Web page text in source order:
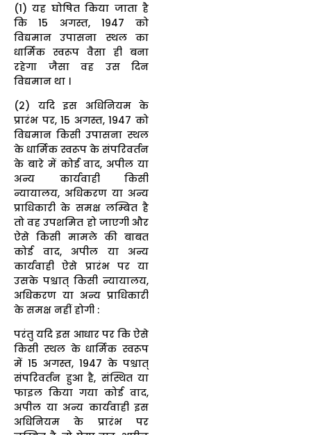
(1) यह घोषित किया जाता है
कि 15 अगस्त, 1947 को
विद्यमान उपासना स्थल का
धार्मिक स्वरूप वैसा ही बना
रहेगा जैसा वह उस दिन
विद्यमान था ।
(2) यदि इस अधिनियम के
प्रारंभ पर, 15 अगस्त, 1947 को
विद्यमान किसी उपासना स्थल
के धार्मिक स्वरूप के संपरिवर्तन
के बारे में कोई वाद, अपील या
अन्य कार्यवाही किसी
न्यायालय, अधिकरण या अन्य
प्राधिकारी के समक्ष लम्बित है
तो वह उपशमित हो जाएगी और
ऐसे किसी मामले की बाबत
कोई वाद, अपील या अन्य
कार्यवाही ऐसे प्रारंभ पर या
उसके पश्चात् किसी न्यायालय,
अधिकरण या अन्य प्राधिकारी
के समक्ष नहीं होगी :
परंतु यदि इस आधार पर कि ऐसे
किसी स्थल के धार्मिक स्वरूप
में 15 अगस्त, 1947 के पश्चात्
संपरिवर्तन हुआ है, संस्थित या
फाइल किया गया कोई वाद,
अपील या अन्य कार्यवाही इस
अधिनियम के प्रारंभ पर